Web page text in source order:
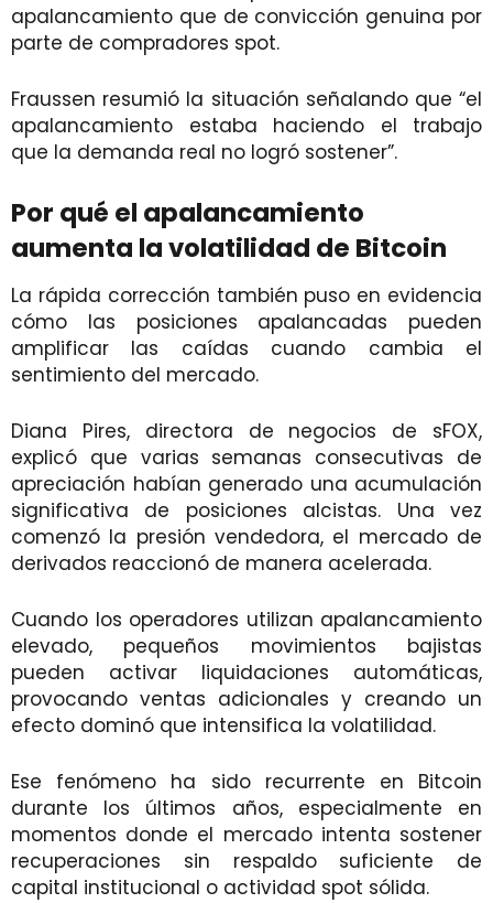
apalancamiento que de convicción genuina por
parte de compradores spot.
Fraussen resumió la situación señalando que “el
apalancamiento estaba haciendo el trabajo
que la demanda real no logró sostener”.
Por qué el apalancamiento
aumenta la volatilidad de Bitcoin
La rápida corrección también puso en evidencia
cómo las posiciones apalancadas pueden
amplificar las caídas cuando cambia el
sentimiento del mercado.
Diana Pires, directora de negocios de sFOX,
explicó que varias semanas consecutivas de
apreciación habían generado una acumulación
significativa de posiciones alcistas. Una vez
comenzó la presión vendedora, el mercado de
derivados reaccionó de manera acelerada.
Cuando los operadores utilizan apalancamiento
elevado, pequeños movimientos bajistas
pueden activar liquidaciones automáticas,
provocando ventas adicionales y creando un
efecto dominó que intensifica la volatilidad.
Ese fenómeno ha sido recurrente en Bitcoin
durante los últimos años, especialmente en
momentos donde el mercado intenta sostener
recuperaciones sin respaldo suficiente de
capital institucional o actividad spot sólida.